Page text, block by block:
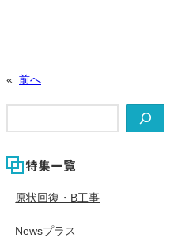
« 前へ
特集一覧
原状回復・B工事
Newsプラス